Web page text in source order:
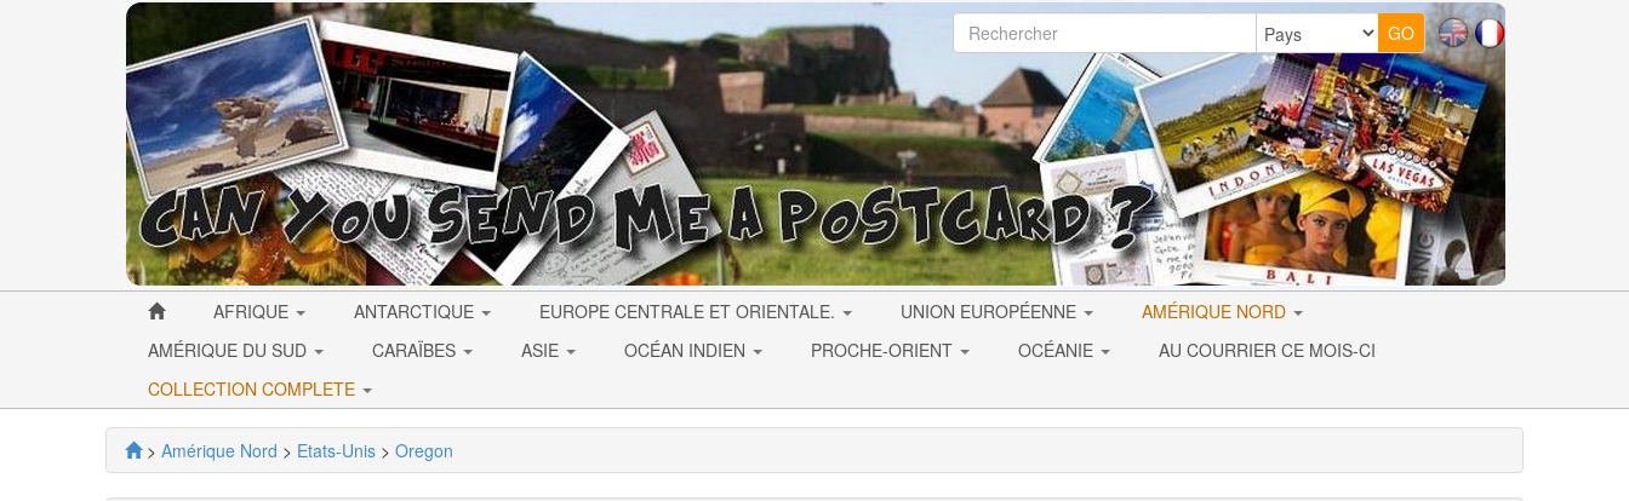
AFRIQUE ANTARCTIQUE EUROPE CENTRALE ET ORIENTALE. UNION EUROPÉENNE
AMÉRIQUE NORD
AMÉRIQUE DU SUD
CARAÏBES ASIE OCÉAN INDIEN PROCHE-ORIENT OCÉANIE
AU COURRIER CE MOIS-CI
COLLECTION COMPLETE
> Amérique Nord > Etats-Unis > Oregon